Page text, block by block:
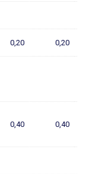
0,20 0,20
0,40 0,40